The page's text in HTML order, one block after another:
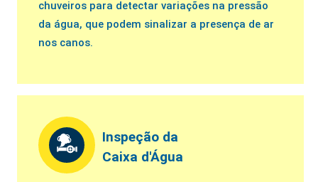
chuveiros para detectar variações na pressão
da água, que podem sinalizar a presença de ar
nos canos.
Inspeção da
Caixa d'Água